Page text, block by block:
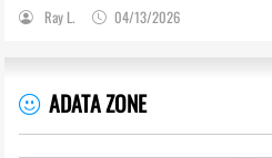
Ray L. 04/13/2026
ADATA ZONE